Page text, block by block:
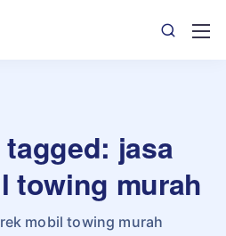
jasa
towing murah
mobil towing murah